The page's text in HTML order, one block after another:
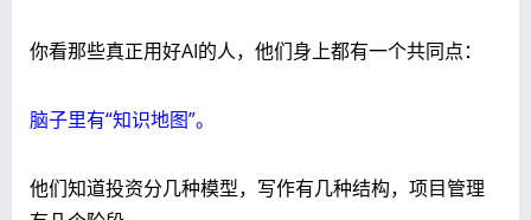
你看那些真正用好AI的人，他们身上都有一个共同点：
脑子里有“知识地图”。
他们知道投资分几种模型，写作有几种结构，项目管理